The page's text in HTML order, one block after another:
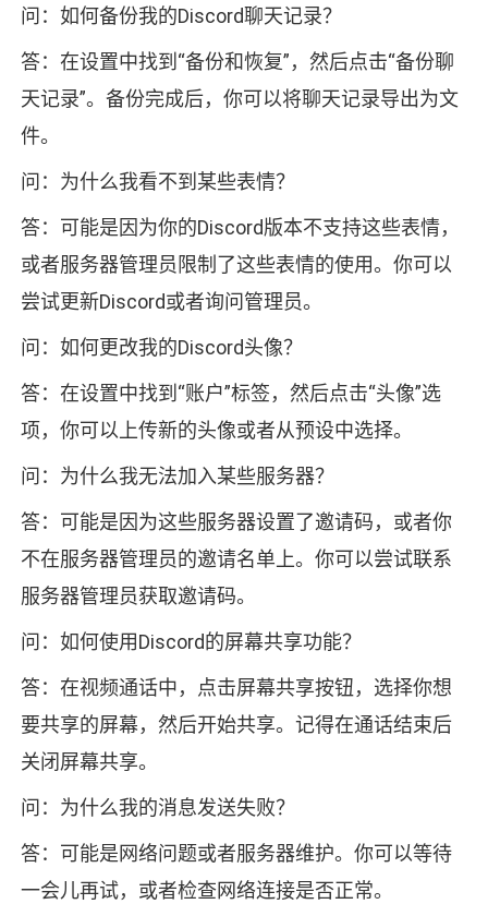
问：如何备份我的Discord聊天记录？
答：在设置中找到“备份和恢复”，然后点击“备份聊
天记录”。备份完成后，你可以将聊天记录导出为文
件。
问：为什么我看不到某些表情？
答：可能是因为你的Discord版本不支持这些表情，
或者服务器管理员限制了这些表情的使用。你可以
尝试更新Discord或者询问管理员。
问：如何更改我的Discord头像？
答：在设置中找到“账户”标签，然后点击“头像”选
项，你可以上传新的头像或者从预设中选择。
问：为什么我无法加入某些服务器？
答：可能是因为这些服务器设置了邀请码，或者你
不在服务器管理员的邀请名单上。你可以尝试联系
服务器管理员获取邀请码。
问：如何使用Discord的屏幕共享功能？
答：在视频通话中，点击屏幕共享按钮，选择你想
要共享的屏幕，然后开始共享。记得在通话结束后
关闭屏幕共享。
问：为什么我的消息发送失败？
答：可能是网络问题或者服务器维护。你可以等待
一会儿再试，或者检查网络连接是否正常。